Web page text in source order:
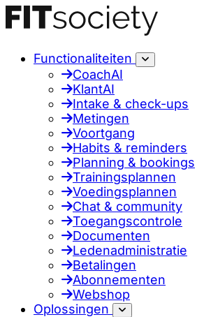
Functionaliteiten
CoachAI
KlantAI
Intake & check-ups
Metingen
Voortgang
Habits & reminders
Planning & bookings
Trainingsplannen
Voedingsplannen
Chat & community
Toegangscontrole
Documenten
Ledenadministratie
Betalingen
Abonnementen
Webshop
Oplossingen